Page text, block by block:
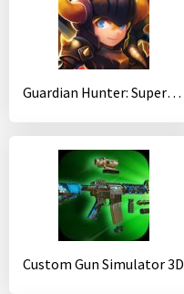
Guardian Hunter: SuperBrawlRPG [Online]
Custom Gun Simulator 3D